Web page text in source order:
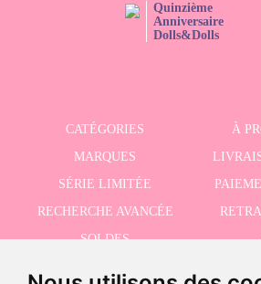
Quinzième
Anniversaire
Dolls&Dolls
CATÉGORIES
À
MARQUES
SÉRIE LIMITÉE
RECHERCHE AVANCÉE
SOLDES